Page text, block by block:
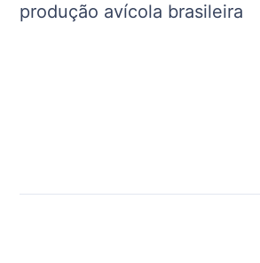
produção avícola brasileira